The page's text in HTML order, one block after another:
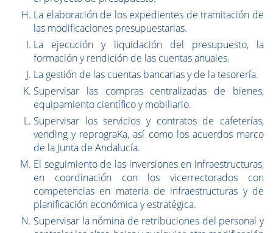
La elaboración de los expedientes de tramitación de
las modificaciones presupuestarias.
La ejecución y liquidación del presupuesto, la
formación y rendición de las cuentas anuales.
La gestión de las cuentas bancarias y de la tesorería.
Supervisar las compras centralizadas de bienes,
equipamiento científico y mobiliario.
Supervisar los servicios y contratos de cafeterías,
vending y reprograKa, así como los acuerdos marco
de la Junta de Andalucía.
El seguimiento de las inversiones en infraestructuras,
en coordinación con los vicerrectorados con
competencias en materia de infraestructuras y de
planificación económica y estratégica.
Supervisar la nómina de retribuciones del personal y